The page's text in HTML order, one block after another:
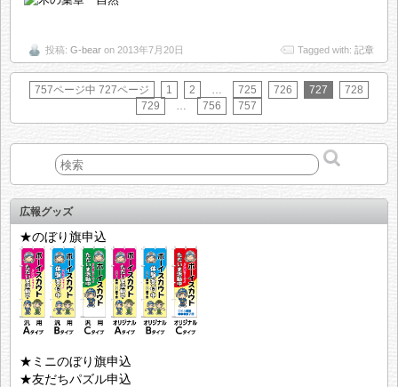
投稿: G-bear on 2013年7月20日 Tagged with: 記章
757ページ中 727ページ 1 2 725 726 727
728
729
756 757
広報グッズ
★のぼり旗申込
★ミニのぼり旗申込
★友だちパズル申込